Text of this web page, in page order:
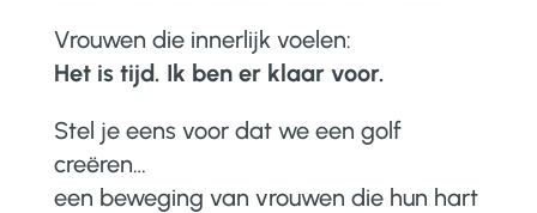
Vrouwen die innerlijk voelen:
Het is tijd. Ik ben er klaar voor.
Stel je eens voor dat we een golf
creëren…
een beweging van vrouwen die hun hart